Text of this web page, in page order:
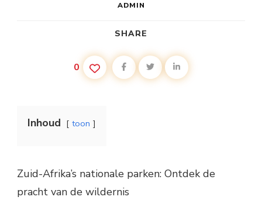
ADMIN
SHARE
0
Inhoud toon
Zuid-Afrika’s nationale parken: Ontdek de
pracht van de wildernis